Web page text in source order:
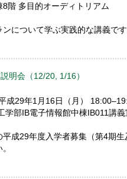
階 多目的オーディトリアム
について学ぶ実践的な講義で
明会（12/20, 1/16）
成29年1月16日（月）
学部IB電子情報館中棟IB011講義
成29年度入学者募集（第4期